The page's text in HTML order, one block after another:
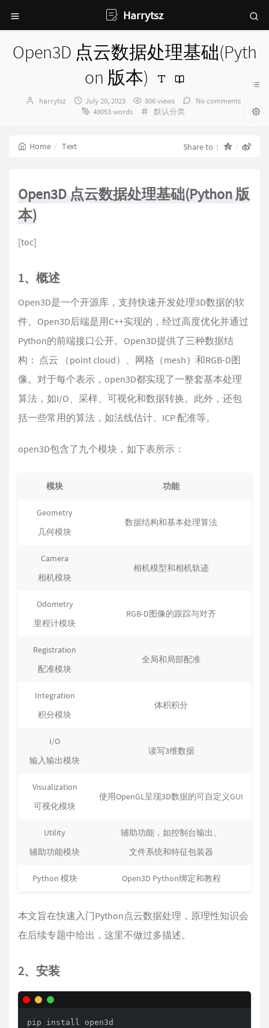
Harrytsz
Open3D 点云数据处理基础(Pyth
on 版本)
Author：
harrytsz
发
布
July 20, 2023 806 views
No comments
49053 words
Categories：
默认分类
Home Text Share to：
Open3D 点云数据处理基础(Python 版
本)
[toc]
1、概述
Open3D是一个开源库，支持快速开发处理3D数据的软
件。Open3D后端是用C++实现的，经过高度优化并通过
Python的前端接口公开。Open3D提供了三种数据结
构： 点云 （point cloud）、网格（mesh）和RGB-D图
像。对于每个表示，open3D都实现了一整套基本处理
算法，如I/O、采样、可视化和数据转换。此外，还包
括一些常用的算法，如法线估计、ICP 配准等。
open3D包含了九个模块，如下表所示：
模块 功能
Geometry
几何模块
数据结构和基本处理算法
Camera
相机模块
相机模型和相机轨迹
Odometry
里程计模块
RGB-D图像的跟踪与对齐
Registration
配准模块
全局和局部配准
Integration
积分模块
体积积分
I/O
输入输出模块
读写3维数据
Visualization
可视化模块
使用OpenGL呈现3D数据的可自定义GUI
Utility
辅助功能模块
辅助功能，如控制台输出、
文件系统和特征包装器
Python 模块 Open3D Python绑定和教程
本文旨在快速入门Python点云数据处理，原理性知识会
在后续专题中给出，这里不做过多描述。
2、安装
pip install open3d